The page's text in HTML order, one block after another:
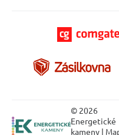
© 2026
Energetické
kameny |